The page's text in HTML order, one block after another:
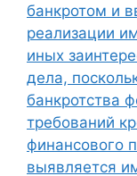
банкротом и
реализации
иных
дела,
банкротства
требований
финансового
выявляется